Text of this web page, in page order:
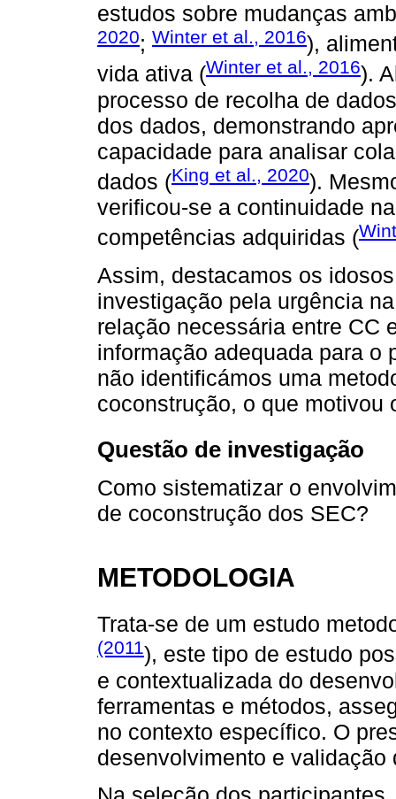
estudos sobre mudanças
2020; Winter et al., 2016),
vida ativa (Winter et al., 2016).
processo de recolha de
dos dados, demonstrando
capacidade para analisar
dados (King et al., 2020).
verificou-se a continuidade
competências adquiridas (
Assim, destacamos os
investigação pela urgência
relação necessária entre CC
informação adequada para o
não identificámos uma
coconstrução, o que motivou
Questão de investigação
Como sistematizar o
de coconstrução dos SEC?
METODOLOGIA
Trata-se de um estudo
(2011), este tipo de estudo
e contextualizada do
ferramentas e métodos,
no contexto específico. O
desenvolvimento e